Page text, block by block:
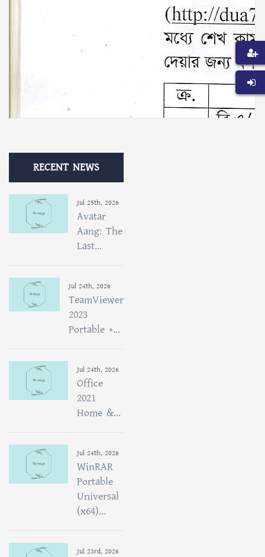
RECENT NEWS
Jul 25th, 2026
Avatar
Aang: The
Last...
Jul 24th, 2026
TeamViewer
2023
Portable +...
Jul 24th, 2026
Office
2021
Home &...
Jul 24th, 2026
WinRAR
Portable
Universal
(x64)...
Jul 23rd, 2026